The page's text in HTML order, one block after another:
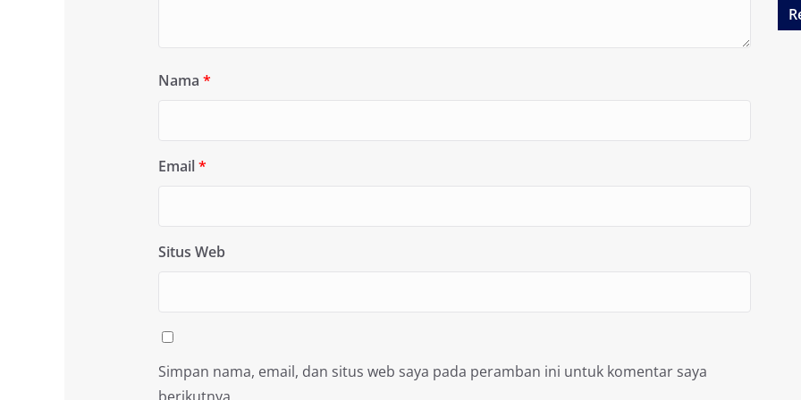
Nama *
Email*
Situs Web
Simpan nama, email, dan situs web saya pada peramban ini untuk komentar saya